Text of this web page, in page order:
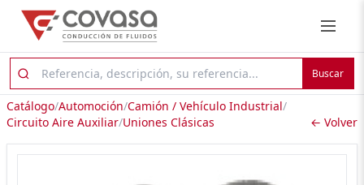
Buscar
Catálogo/Automoción/Camión / Vehículo Industrial/
Circuito Aire Auxiliar/Uniones Clásicas ← Volver